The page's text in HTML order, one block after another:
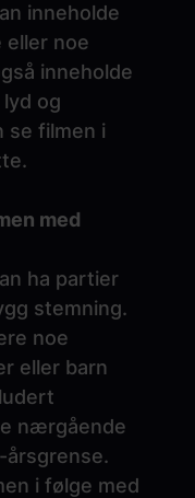
inneholde
eller noe
inneholde
og
se filmen i
med
ha partier
stemning.
noe
eller barn
nærgående
årsgrense.
i følge med